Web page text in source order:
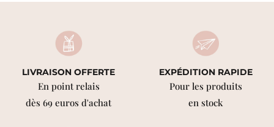
LIVRAISON OFFERTE
En point relais
dès 69 euros d'achat
EXPÉDITION RAPIDE
Pour les produits
en stock